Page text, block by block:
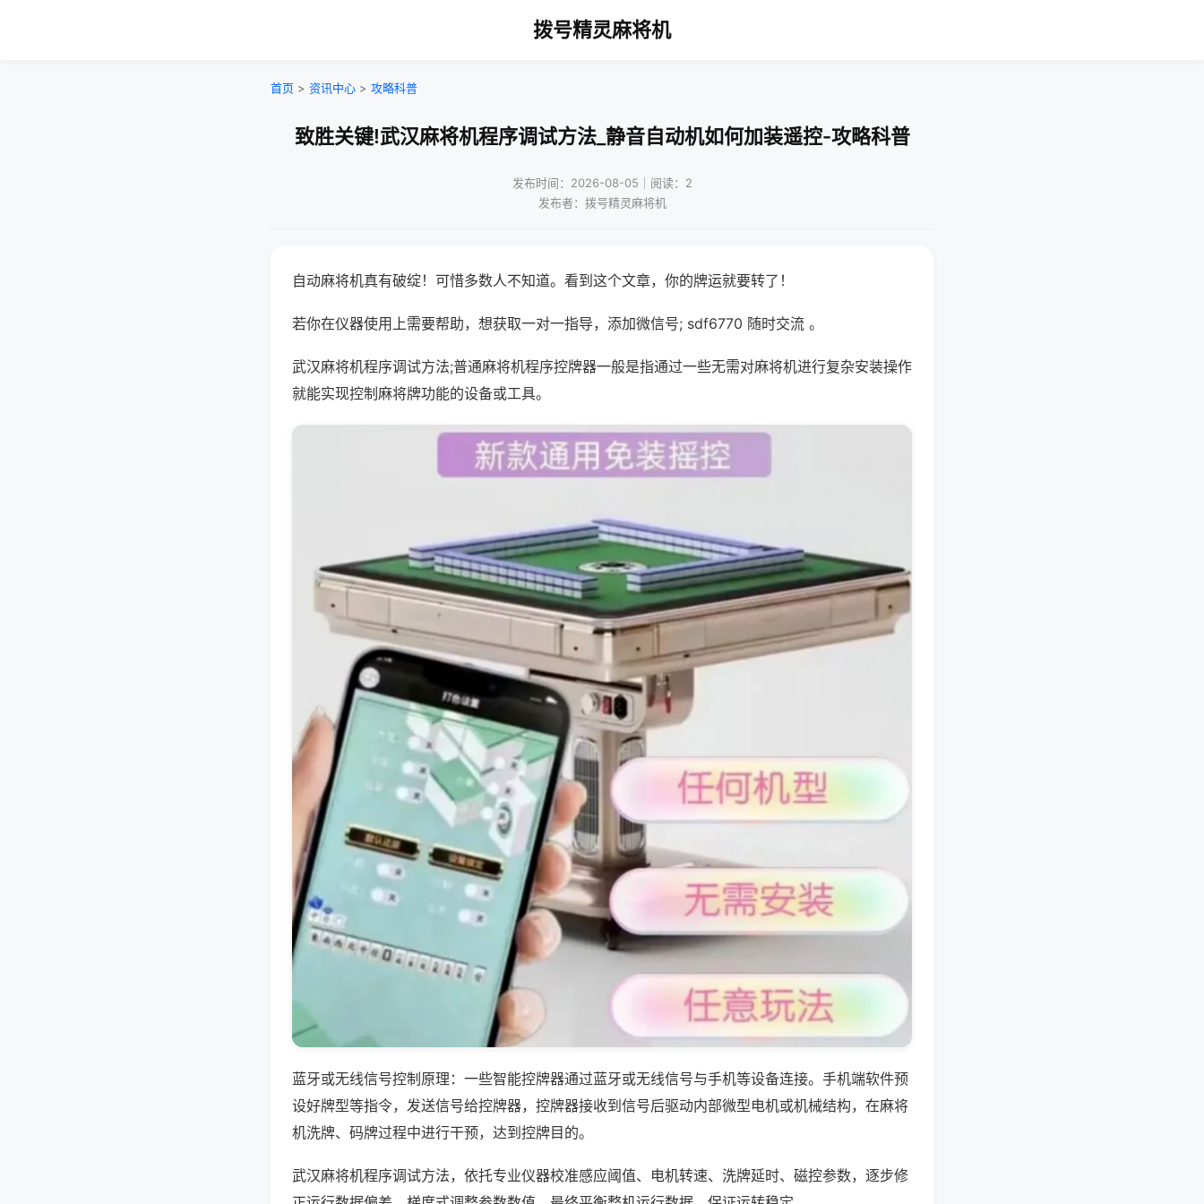
拨号精灵麻将机
首页 > 资讯中心 > 攻略科普
致胜关键!武汉麻将机程序调试方法_静音自动机如何加装遥控-攻略科普
发布时间：2026-08-05｜阅读：2
发布者：拨号精灵麻将机
自动麻将机真有破绽！可惜多数人不知道。看到这个文章，你的牌运就要转了！
若你在仪器使用上需要帮助，想获取一对一指导，添加微信号; sdf6770 随时交流 。
武汉麻将机程序调试方法;普通麻将机程序控牌器一般是指通过一些无需对麻将机进行复杂安装操作
就能实现控制麻将牌功能的设备或工具。
蓝牙或无线信号控制原理：一些智能控牌器通过蓝牙或无线信号与手机等设备连接。手机端软件预
设好牌型等指令，发送信号给控牌器，控牌器接收到信号后驱动内部微型电机或机械结构，在麻将
机洗牌、码牌过程中进行干预，达到控牌目的。
武汉麻将机程序调试方法，依托专业仪器校准感应阈值、电机转速、洗牌延时、磁控参数，逐步修